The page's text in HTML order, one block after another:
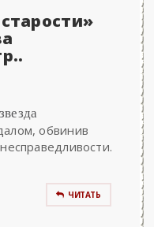
обвинив
ЧИТАТЬ